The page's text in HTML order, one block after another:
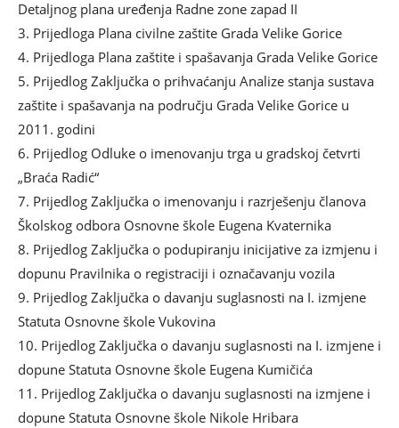
Detaljnog plana uređenja Radne zone zapad II
3. Prijedloga Plana civilne zaštite Grada Velike Gorice
4. Prijedloga Plana zaštite i spašavanja Grada Velike Gorice
5. Prijedlog Zaključka o prihvaćanju Analize stanja sustava
zaštite i spašavanja na području Grada Velike Gorice u
2011. godini
6. Prijedlog Odluke o imenovanju trga u gradskoj četvrti
„Braća Radić“
7. Prijedlog Zaključka o imenovanju i razrješenju članova
Školskog odbora Osnovne škole Eugena Kvaternika
8. Prijedlog Zaključka o podupiranju inicijative za izmjenu i
dopunu Pravilnika o registraciji i označavanju vozila
9. Prijedlog Zaključka o davanju suglasnosti na I. izmjene
Statuta Osnovne škole Vukovina
10. Prijedlog Zaključka o davanju suglasnosti na I. izmjene i
dopune Statuta Osnovne škole Eugena Kumičića
11. Prijedlog Zaključka o davanju suglasnosti na izmjene i
dopune Statuta Osnovne škole Nikole Hribara